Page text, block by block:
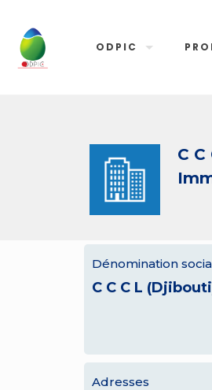
ODPIC
C
Dénomination
C C C L
Adresses